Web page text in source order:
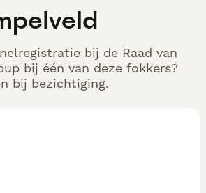
bij de Raad van
bij één van deze fokkers?
bij bezichtiging.